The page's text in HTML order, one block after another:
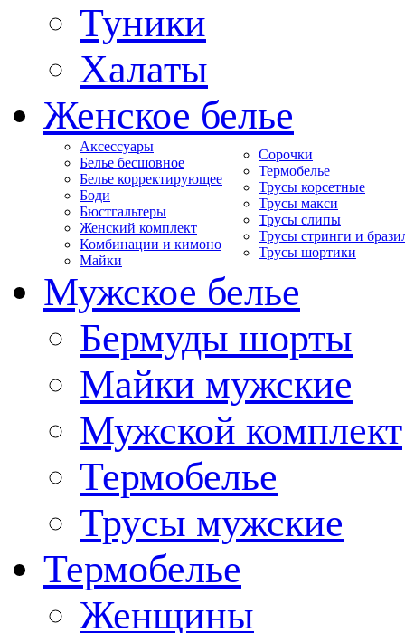
Туники
Халаты
Женское белье
Аксессуары
Белье бесшовное
Белье корректирующее
Боди
Бюстгальтеры
Женский комплект
Комбинации и кимоно
Майки
Сорочки
Термобелье
Трусы корсетные
Трусы макси
Трусы слипы
Трусы стринги и
Трусы шортики
Мужское белье
Бермуды шорты
Майки мужские
Мужской комплект
Термобелье
Трусы мужские
Термобелье
Женщины